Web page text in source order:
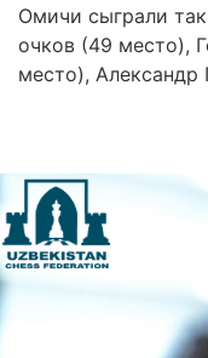
Омичи сыграли
очков (49 место),
место), Александр